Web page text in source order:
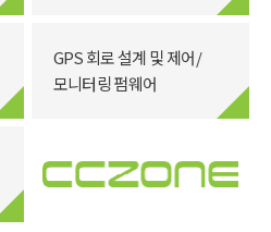
GPS 회로 설계 및 제어/
모니터링 펌웨어